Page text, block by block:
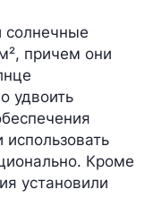
солнечные
причем они
удвоить
Кроме
установили